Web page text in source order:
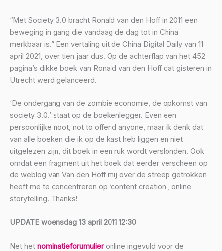
“Met Society 3.0 bracht Ronald van den Hoff in 2011 een
beweging in gang die vandaag de dag tot in China
merkbaar is.” Een vertaling uit de China Digital Daily van 11
april 2021, over tien jaar dus. Op de achterflap van het 452
pagina’s dikke boek van Ronald van den Hoff dat gisteren in
Utrecht werd gelanceerd.
‘De ondergang van de zombie economie, de opkomst van
society 3.0.’ staat op de boekenlegger. Even een
persoonlijke noot, not to offend anyone, maar ik denk dat
van alle boeken die ik op de kast heb liggen en niet
uitgelezen zijn, dit boek in een ruk wordt verslonden. Ook
omdat een fragment uit het boek dat eerder verscheen op
de weblog van Van den Hoff mij over de streep getrokken
heeft me te concentreren op ‘content creation’, online
storytelling. Thanks!
UPDATE woensdag 13 april 2011 12:30
Net het nominatieforumulieronline ingevuld voor de